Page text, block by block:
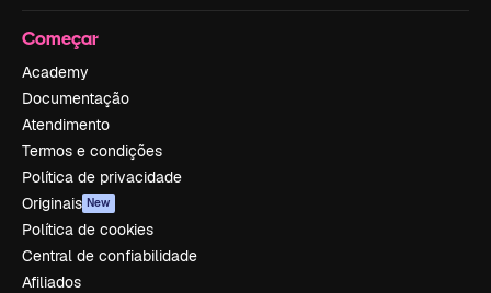
Começar
Academy
Documentação
Atendimento
Termos e condições
Política de privacidade
Originais New
Política de cookies
Central de confiabilidade
Afiliados